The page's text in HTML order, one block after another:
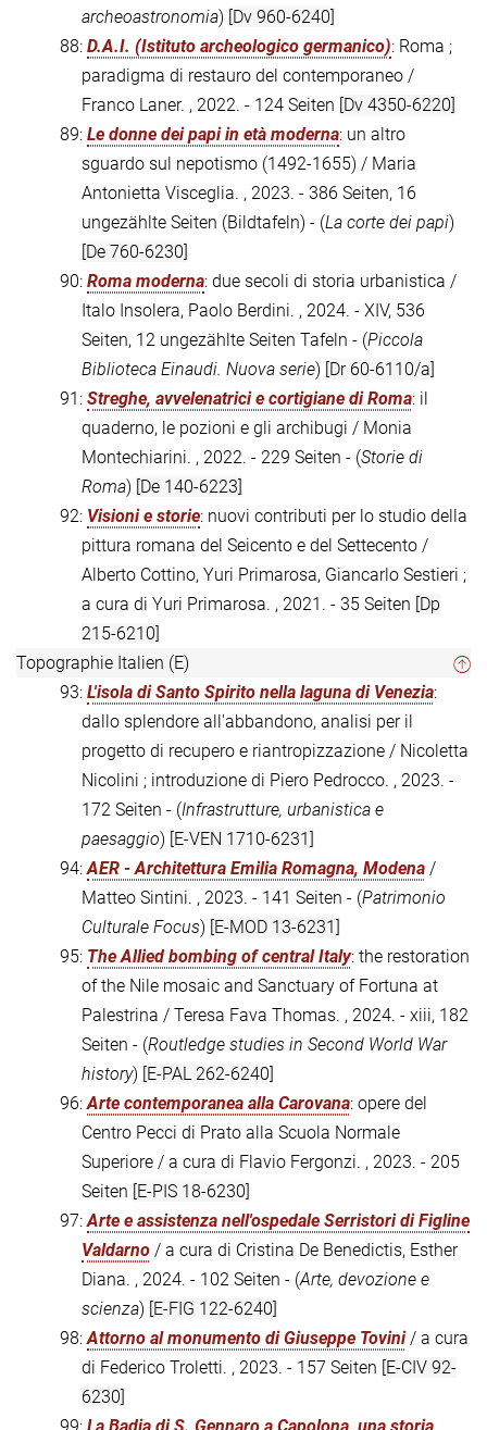
archeoastronomia) [Dv 960-6240]
88: D.A.I. (Istituto archeologico germanico): Roma ;
paradigma di restauro del contemporaneo /
Franco Laner. , 2022. - 124 Seiten [Dv 4350-6220]
89: Le donne dei papi in età moderna: un altro
sguardo sul nepotismo (1492-1655) / Maria
Antonietta Visceglia. , 2023. - 386 Seiten, 16
ungezählte Seiten (Bildtafeln) - (La corte dei papi)
[De 760-6230]
90: Roma moderna: due secoli di storia urbanistica /
Italo Insolera, Paolo Berdini. , 2024. - XIV, 536
Seiten, 12 ungezählte Seiten Tafeln - (Piccola
Biblioteca Einaudi. Nuova serie) [Dr 60-6110/a]
91: Streghe, avvelenatrici e cortigiane di Roma: il
quaderno, le pozioni e gli archibugi / Monia
Montechiarini. , 2022. - 229 Seiten - (Storie di
Roma) [De 140-6223]
92: Visioni e storie: nuovi contributi per lo studio della
pittura romana del Seicento e del Settecento /
Alberto Cottino, Yuri Primarosa, Giancarlo Sestieri ;
a cura di Yuri Primarosa. , 2021. - 35 Seiten [Dp
215-6210]
Topographie Italien (E)
93: L'isola di Santo Spirito nella laguna di Venezia:
dallo splendore all'abbandono, analisi per il
progetto di recupero e riantropizzazione / Nicoletta
Nicolini ; introduzione di Piero Pedrocco. , 2023. -
172 Seiten - (Infrastrutture, urbanistica e
paesaggio) [E-VEN 1710-6231]
94:AER - Architettura Emilia Romagna, Modena /
Matteo Sintini. , 2023. - 141 Seiten - (Patrimonio
Culturale Focus) [E-MOD 13-6231]
95: The Allied bombing of central Italy: the restoration
of the Nile mosaic and Sanctuary of Fortuna at
Palestrina / Teresa Fava Thomas. , 2024. - xiii, 182
Seiten - (Routledge studies in Second World War
history) [E-PAL 262-6240]
96:Arte contemporanea alla Carovana: opere del
Centro Pecci di Prato alla Scuola Normale
Superiore / a cura di Flavio Fergonzi. , 2023. - 205
Seiten [E-PIS 18-6230]
97:Arte e assistenza nell'ospedale Serristori di Figline
Valdarno / a cura di Cristina De Benedictis, Esther
Diana. , 2024. - 102 Seiten - (Arte, devozione e
scienza) [E-FIG 122-6240]
98:Attorno al monumento di Giuseppe Tovini/ a cura
di Federico Troletti. , 2023. - 157 Seiten [E-CIV 92-
6230]